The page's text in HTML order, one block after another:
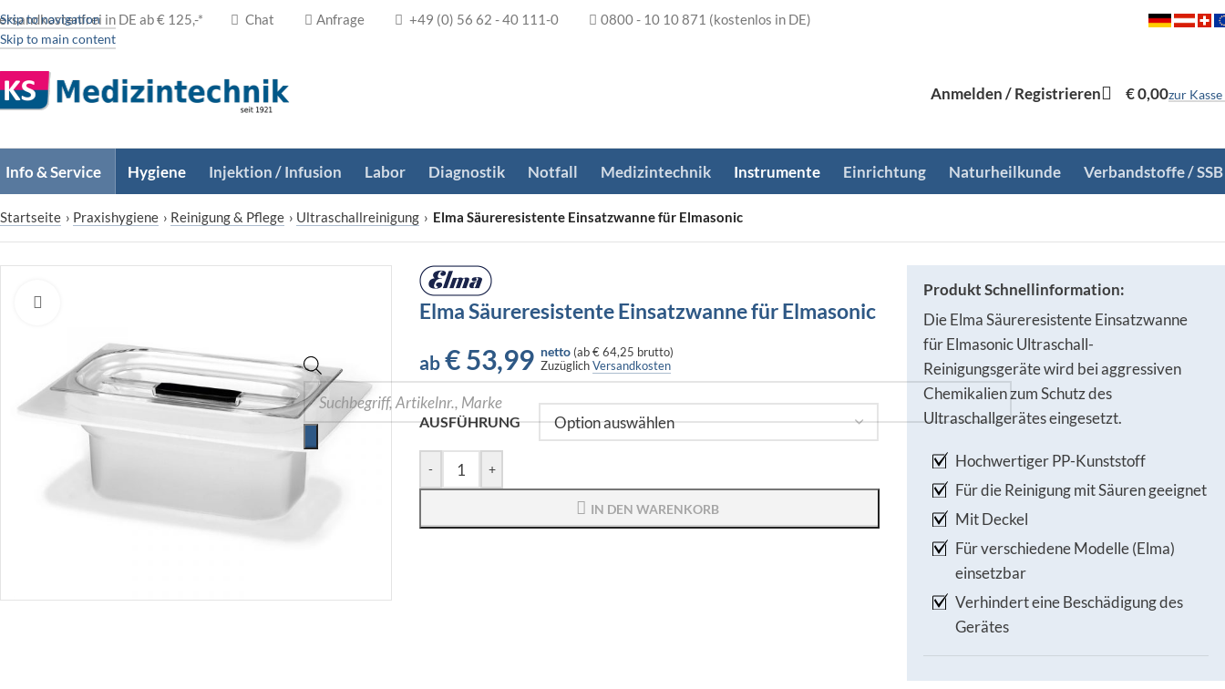
Skip to navigation
Skip to main content
in DE ab € 125,-* Chat Anfrage +49 (0) 56 62 - 40 111-0 0800 - 10 10 871 (kostenlos in DE)
Anmelden / Registrieren €0,00zur Kasse
Info & Service Hygiene Injektion / Infusion Labor Diagnostik Notfall Medizintechnik Instrumente Einrichtung Naturheilkunde Verbandstoffe / SSB
Startseite › Praxishygiene › Reinigung & Pflege › Ultraschallreinigung › Elma Säureresistente Einsatzwanne für Elmasonic
Elma Säureresistente Einsatzwanne für Elmasonic
ab €53,99 netto (ab€ 64,25 brutto)
ZuzüglichVersandkosten
AUSFÜHRUNG
- +
IN DEN WARENKORB
Produkt Schnellinformation:
Die Elma Säureresistente Einsatzwanne
für Elmasonic Ultraschall-
Reinigungsgeräte wird bei aggressiven
Chemikalien zum Schutz des
Ultraschallgerätes eingesetzt.
Hochwertiger PP-Kunststoff
Für die Reinigung mit Säuren geeignet
Mit Deckel
Für verschiedene Modelle (Elma)
einsetzbar
Verhindert eine Beschädigung des
Gerätes